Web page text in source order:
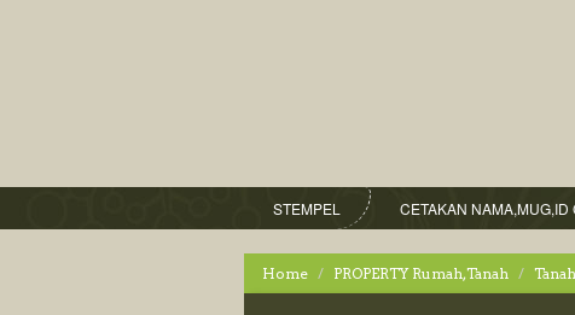
STEMPEL CETAKAN NAMA,MUG,ID
Home PROPERTY Rumah,Tanah Tanah